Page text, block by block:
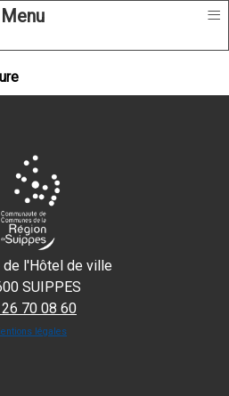
Menu ≡
de l'Hôtel de ville
SUIPPES
70 08 60
légales